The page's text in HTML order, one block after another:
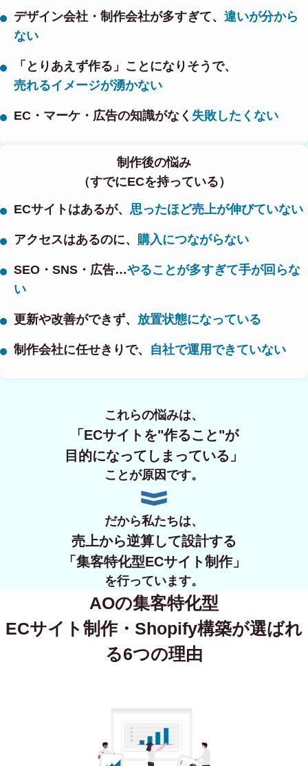
デザイン会社・制作会社が多すぎて、 違いが分から
ない
「とりあえず作る」ことになりそうで、
売れるイメージが湧かない
EC・マーケ・広告の知識がなく 失敗したくない
制作後の悩み
（すでにECを持っている）
ECサイトはあるが、 思ったほど売上が伸びていない
アクセスはあるのに、 購入につながらない
SEO・SNS・広告…やることが多すぎて手が回らな
い
更新や改善ができず、 放置状態になっている
制作会社に任せきりで、 自社で運用できていない
これらの悩みは、
「ECサイトを"作ること"が
目的になってしまっている」
ことが原因です。
だから私たちは、
売上から逆算して設計する
「集客特化型ECサイト制作」
を行っています。
AOの集客特化型
ECサイト制作・Shopify構築が選ばれ
る6つの理由